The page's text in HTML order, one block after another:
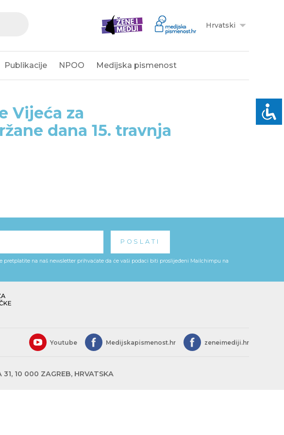
Hrvatski
Publikacije NPOO Medijska pismenost
Vijeća za
dana 15. travnja
pretplatite na naš newsletter prihvaćate da će vaši podaci biti proslijeđeni Mailchimpu na
Youtube Medijskapismenost.hr zeneimediji.hr
10 000 ZAGREB, HRVATSKA